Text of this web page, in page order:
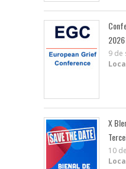
2026
9 de
X
10